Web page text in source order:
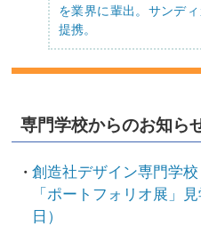
を業界に輩出。サンデ
提携。
専門学校からのお知ら
創造社デザイン専門学
「ポートフォリオ展」
日）